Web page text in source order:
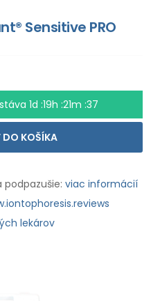
Sensitive PRO
1d :19h :21m :35
DO KOŠÍKA
podpazušie: viac informácií
lekárov